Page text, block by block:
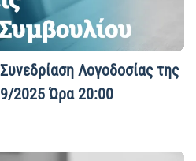
Λογοδοσίας της
2025 Ώρα 20:00